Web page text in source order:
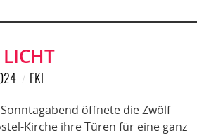
EKI
öffnete die Zwölf-
Kirche ihre Türen für eine ganz